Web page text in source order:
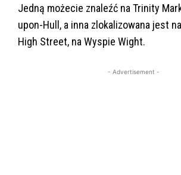
Jedną możecie znaleźć na Trinity
upon-Hull, a inna zlokalizowana jest
High Street, na Wyspie Wight.
- Advertisement -